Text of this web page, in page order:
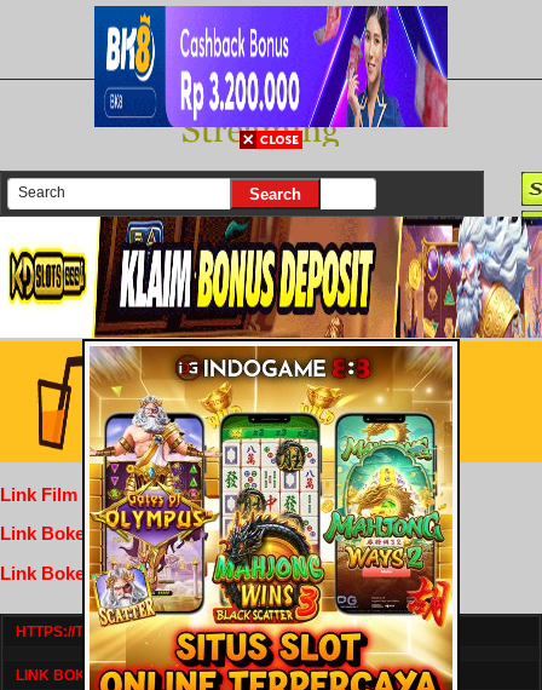
There are currently 25630 movies on our website
Login
Link Film Dewasa
Link Bokep Indofilm
Link Bokep FilmNikmat
HTTPS://TV1.BOSKU21.CAM/
LINK BOKEP DRAMASERIAL